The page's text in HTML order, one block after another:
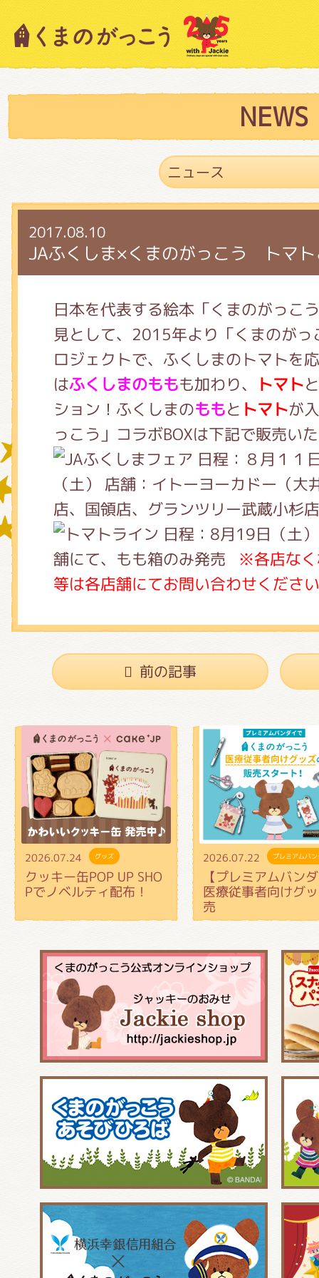
NEWS
2017.08.10
JAふくしま×くまのがっこう トマト
日本を代表する絵本「くまのがっこ
見として、2015年より「くまのが
ロジェクトで、ふくしまのトマトを
はふくしまのももも加わり、 トマトと
ション！ふくしまのももと トマトが
っこう」コラボBOXは下記で販売い
日程：８月１１
（土） 店舗：イトーヨーカドー（
店、国領店、グランツリー武蔵小杉
日程：8月19日（土
舗にて、もも箱のみ発売
※各店な
等は各店舗にてお問い合わせくださ
前の記事
2026.07.24 グッズ
クッキー缶POP UP SHO
Pでノベルティ配布！
2026.07.22 プレミアムバ
【プレミアムバン
医療従事者向けグ
売
キャラクター紹介
スタッフブログ
絵本・作家紹介
ショップインフォメーション
グッズインフォメーション
ミュージカル・コンサート
おたのしみコンテンツ(クイズ・
チア ジャッキーズ！